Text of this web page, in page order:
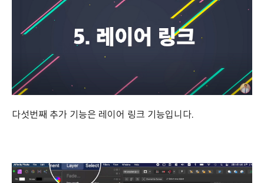
다섯번째 추가 기능은 레이어 링크 기능입니다.